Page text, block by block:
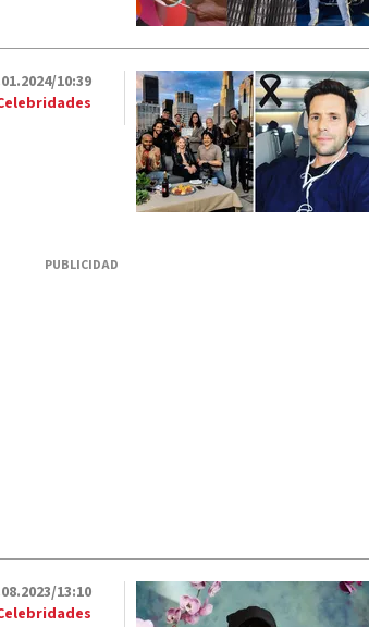
10:39
PUBLICIDAD
13:10